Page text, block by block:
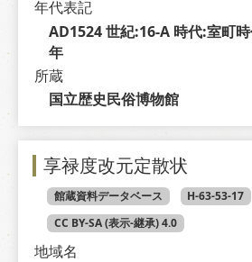
年代表記
AD1524 世紀:16-A 時代:室町
年
所蔵
国立歴史民俗博物館
享禄度改元定散状
館蔵資料データベース
H-63-53-17
CC BY-SA (表示-継承) 4.0
地域名